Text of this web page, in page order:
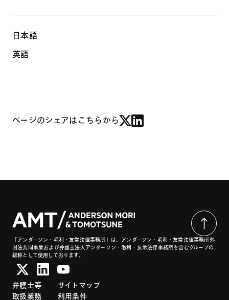
日本語
英語
ページのシェアはこちらから
「アンダーソン・毛利・友常法律事務所」は、アンダーソン・毛利・友常法律事務所外
国法共同事業および弁護士法人アンダーソン・毛利・友常法律事務所を含むグループの
総称として使用しております。
弁護士等
取扱業務
サイトマップ
利用条件